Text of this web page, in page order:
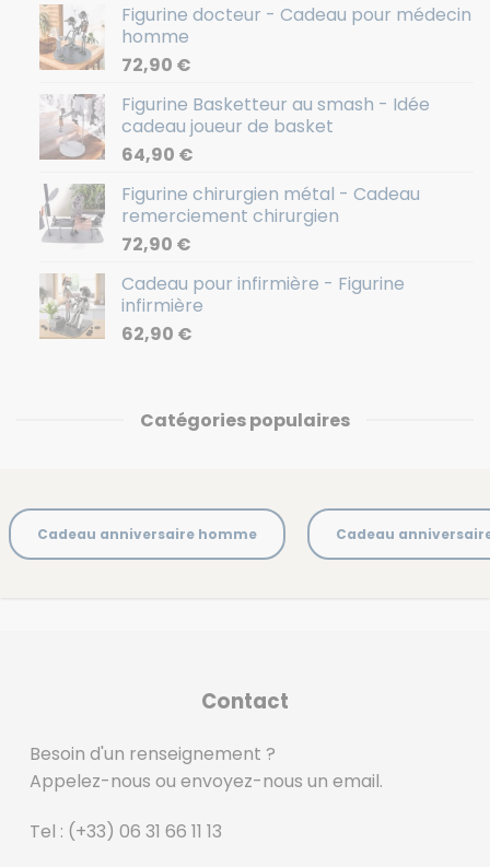
Figurine docteur - Cadeau pour médecin
homme
72,90 €
Figurine Basketteur au smash - Idée
cadeau joueur de basket
64,90 €
Figurine chirurgien métal - Cadeau
remerciement chirurgien
72,90 €
Cadeau pour infirmière - Figurine
infirmière
62,90 €
Catégories populaires
Cadeau anniversaire homme Cadeau
Contact
Besoin d'un renseignement ?
Appelez-nous ou envoyez-nous un email.
Tel : (+33) 06 31 66 11 13